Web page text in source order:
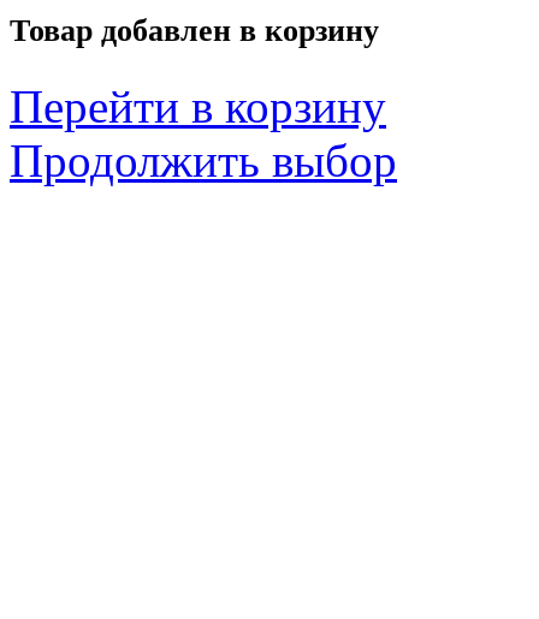
Товар добавлен в корзину
Перейти в корзину
Продолжить выбор